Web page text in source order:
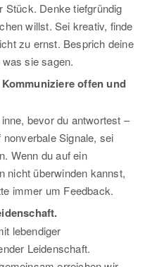
Stück. Denke tiefgründig
willst. Sei kreativ, finde
zu ernst. Besprich deine
sie sagen.
offen und
bevor du antwortest –
Signale, sei
Wenn du auf ein
nicht überwinden kannst,
immer um Feedback.
lebendiger
Leidenschaft.